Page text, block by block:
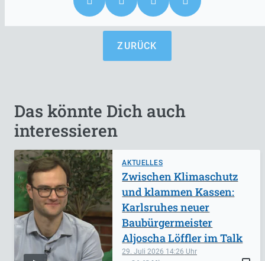
ZURÜCK
Das könnte Dich auch
interessieren
AKTUELLES
29. Juli 2026 14:26
Zwischen Klimaschutz
und klammen Kassen:
Karlsruhes neuer
Baubürgermeister
Aljoscha Löffler im Talk